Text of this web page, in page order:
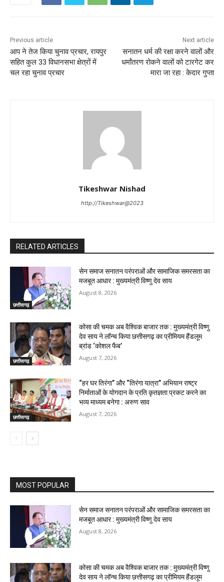
Previous article
आप ने तेज किया चुनाव प्रचार, रायपुर
सहित कुल 33 विधानसभा क्षेत्रों में
चल रहा चुनाव प्रचार
Next article
सनातन धर्म की रक्षा करने वालों और
धर्मांतरण रोकने वालों को टारगेट कर
मारा जा रहा : केदार गुप्ता
Tikeshwar Nishad
http://Tikeshwar@2023
RELATED ARTICLES
छत्तीसगढ़
सेन समाज सनातन परंपराओं और सामाजिक समरसता का
मजबूत आधार : मुख्यमंत्री विष्णु देव साय
August 8, 2026
छत्तीसगढ़
कोसा की चमक अब वैश्विक बाजार तक : मुख्यमंत्री विष्णु
देव साय ने लॉन्च किया छत्तीसगढ़ का प्रीमियम हैंडलूम
ब्रांड ‘कोशल फैब’
August 7, 2026
छत्तीसगढ़
“हर घर तिरंगा” और “तिरंगा यात्रा” अभियान राष्ट्र
निर्माताओं के योगदान के प्रति कृतज्ञता प्रकट करने का
भव्य माध्यम बनेगा : अरुण साव
August 7, 2026
MOST POPULAR
सेन समाज सनातन परंपराओं और सामाजिक समरसता का
मजबूत आधार : मुख्यमंत्री विष्णु देव साय
August 8, 2026
कोसा की चमक अब वैश्विक बाजार तक : मुख्यमंत्री विष्णु
देव साय ने लॉन्च किया छत्तीसगढ़ का प्रीमियम हैंडलूम